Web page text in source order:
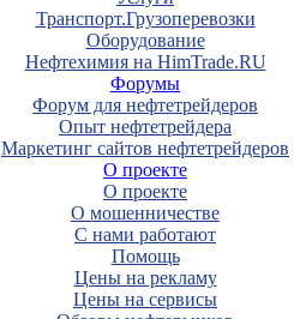
Транспорт.Грузоперевозки
Оборудование
Нефтехимия на HimTrade.RU
Форумы
Форум для нефтетрейдеров
Опыт нефтетрейдера
Маркетинг сайтов нефтетрейдеров
О проекте
О проекте
О мошенничестве
С нами работают
Помощь
Цены на рекламу
Цены на сервисы